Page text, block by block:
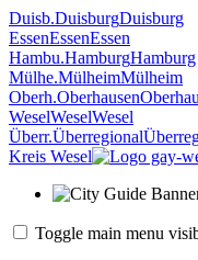
Duisb.DuisburgDuisburg
EssenEssenEssen
Hambu.HamburgHamburg
Mülhe.MülheimMülheim
Oberh.Oberhausen
WeselWeselWesel
Überr.Überregional
Kreis Wesel
Toggle main menu